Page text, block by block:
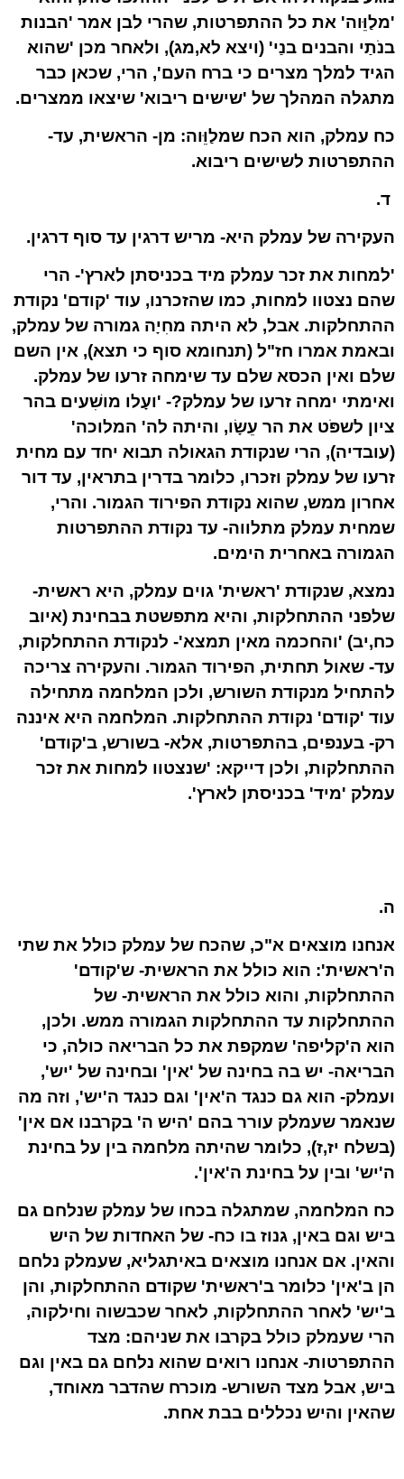
'מלַוֵּוה' את כל ההתפרטות, שהרי לבן אמר 'הבנות
בנֹתַי והבנים בנַי' (ויצא לא,מג), ולאחר מכן 'שהוא
הגיד למלך מצרים כי ברח העם', הרי, שכאן כבר
מתגלה המהלך של 'שישים ריבוא' שיצאו ממצרים.
כח עמלק, הוא הכח שמלַוֵּוה: מן- הראשית, עד-
ההתפרטות לשישים ריבוא.
ד.
העקירה של עמלק היא- מריש דרגין עד סוף דרגין.
'למחות את זכר עמלק מיד בכניסתן לארץ'- הרי
שהם נצטוו למחות, כמו שהזכרנו, עוד 'קודם' נקודת
ההתחלקות. אבל, לא היתה מחִיָה גמורה של עמלק,
ובאמת אמרו חז"ל (תנחומא סוף כי תצא), אין השם
שלם ואין הכסא שלם עד שימחה זרעו של עמלק.
ואימתי ימחה זרעו של עמלק?- 'ועָלו מושִׁעים בהר
ציון לשפֹּט את הר עֵשָׂו, והיתה לה' המלוכה'
(עובדיה), הרי שנקודת הגאולה תבוא יחד עם מחית
זרעו של עמלק וזכרו, כלומר בדרין בתראין, עד דור
אחרון ממש, שהוא נקודת הפירוד הגמור. והרי,
שמחית עמלק מתלווה- עד נקודת ההתפרטות
הגמורה באחרית הימים.
נמצא, שנקודת 'ראשית' גוים עמלק, היא ראשית-
שלפני ההתחלקות, והיא מתפשטת בבחינת (איוב
כח,יב) 'והחכמה מאין תמצא'- לנקודת ההתחלקות,
עד- שאול תחתית, הפירוד הגמור. והעקירה צריכה
להתחיל מנקודת השורש, ולכן המלחמה מתחילה
עוד 'קודם' נקודת ההתחלקות. המלחמה היא איננה
רק- בענפים, בהתפרטות, אלא- בשורש, ב'קודם'
ההתחלקות, ולכן דייקא: 'שנצטוו למחות את זכר
עמלק 'מיד' בכניסתן לארץ'.
ה.
אנחנו מוצאים א"כ, שהכח של עמלק כולל את שתי
ה'ראשית': הוא כולל את הראשית- ש'קודם'
ההתחלקות, והוא כולל את הראשית- של
ההתחלקות עד ההתחלקות הגמורה ממש. ולכן,
הוא ה'קליפה' שמקפת את כל הבריאה כולה, כי
הבריאה- יש בה בחינה של 'אין' ובחינה של 'יש',
ועמלק- הוא גם כנגד ה'אין' וגם כנגד ה'יש', וזה מה
שנאמר שעמלק עורר בהם 'היש ה' בקרבנו אם אין'
(בשלח יז,ז), כלומר שהיתה מלחמה בין על בחינת
ה'יש' ובין על בחינת ה'אין'.
כח המלחמה, שמתגלה בכחו של עמלק שנלחם גם
ביש וגם באין, גנוז בו כח- של האחדות של היש
והאין. אם אנחנו מוצאים באיתגליא, שעמלק נלחם
הן ב'אין' כלומר ב'ראשית' שקודם ההתחלקות, והן
ב'יש' לאחר ההתחלקות, לאחר שכבשוה וחילקוה,
הרי שעמלק כולל בקרבו את שניהם: מצד
ההתפרטות- אנחנו רואים שהוא נלחם גם באין וגם
ביש, אבל מצד השורש- מוכרח שהדבר מאוחד,
שהאין והיש נכללים בבת אחת.